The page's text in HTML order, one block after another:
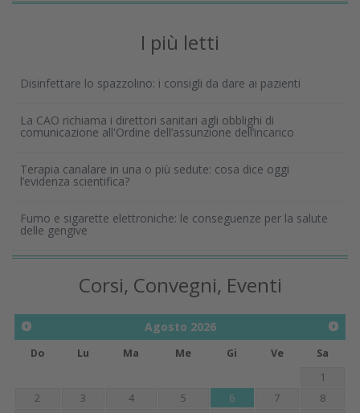
I più letti
Disinfettare lo spazzolino: i consigli da dare ai pazienti
La CAO richiama i direttori sanitari agli obblighi di
comunicazione all'Ordine dell’assunzione dell’incarico
Terapia canalare in una o più sedute: cosa dice oggi
l’evidenza scientifica?
Fumo e sigarette elettroniche: le conseguenze per la salute
delle gengive
Corsi, Convegni, Eventi
Agosto 2026
Do Lu Ma Me Gi Ve
Sa
1
2
3 4 5 6 7
8